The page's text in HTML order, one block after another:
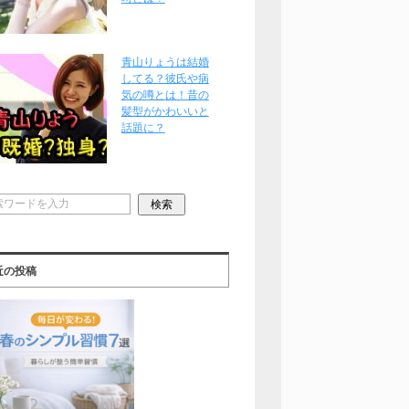
青山りょうは結婚
してる？彼氏や病
気の噂とは！昔の
髪型がかわいいと
話題に？
の投稿